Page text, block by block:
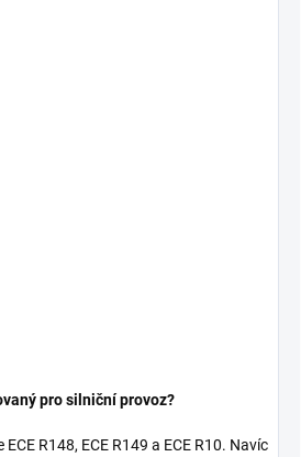
pro silniční provoz?
R148, ECE R149 a ECE R10. Navíc